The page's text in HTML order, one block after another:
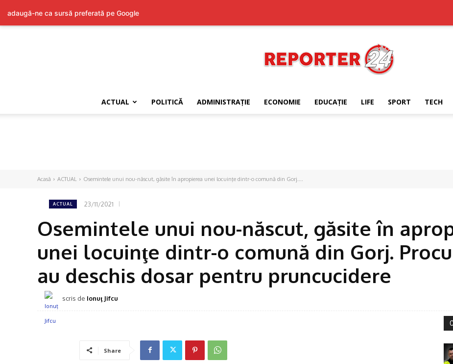
ACTUAL POLITICĂ ADMINISTRAŢIE ECONOMIE EDUCAŢIE LIFE SPORT TECH
Acasă ACTUAL Osemintele unui nou-născut, găsite în apropierea unei locuinţe dintr-o comună din Gorj....
ACTUAL 23/11/2021
Osemintele unui nou-născut, găsite în
unei locuinţe dintr-o comună din Gorj.
au deschis dosar pentru pruncucidere
scris de Ionuţ Jifcu
Share
adaugă-ne ca sursă preferată pe Google